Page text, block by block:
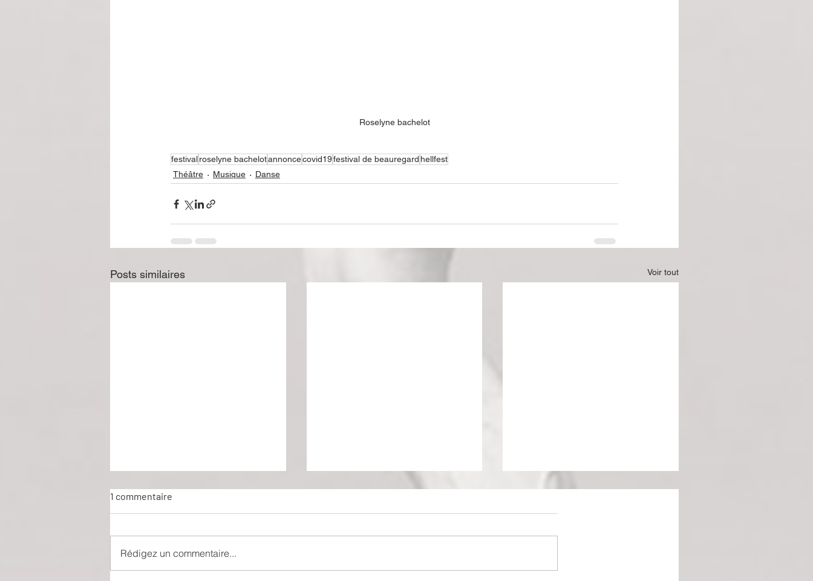
Roselyne bachelot
festivalroselyne bachelotannoncecovid19festival de beauregard hellfest
Théâtre
Musique Danse
Posts similaires Voir tout
1 commentaire
Rédigez un commentaire...